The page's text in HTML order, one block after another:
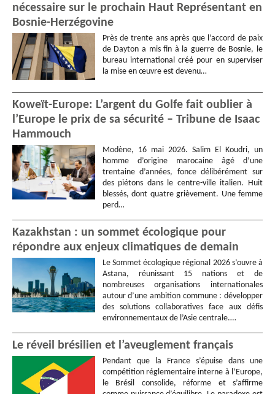
nécessaire sur le prochain Haut Représentant en
Bosnie-Herzégovine
Près de trente ans après que l’accord de paix
de Dayton a mis fin à la guerre de Bosnie, le
bureau international créé pour en superviser
la mise en œuvre est devenu…
Koweït-Europe: L’argent du Golfe fait oublier à
l’Europe le prix de sa sécurité – Tribune de Isaac
Hammouch
Modène, 16 mai 2026. Salim El Koudri, un
homme d’origine marocaine âgé d’une
trentaine d’années, fonce délibérément sur
des piétons dans le centre-ville italien. Huit
blessés, dont quatre grièvement. Une femme
perd…
Kazakhstan : un sommet écologique pour
répondre aux enjeux climatiques de demain
Le Sommet écologique régional 2026 s’ouvre à
Astana, réunissant 15 nations et de
nombreuses organisations internationales
autour d’une ambition commune : développer
des solutions collaboratives face aux défis
environnementaux de l’Asie centrale.…
Le réveil brésilien et l’aveuglement français
Pendant que la France s’épuise dans une
compétition réglementaire interne à l’Europe,
le Brésil consolide, réforme et s’affirme